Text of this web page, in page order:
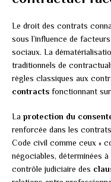
Le droit des contrats
sous l’influence de
sociaux. La
traditionnels de
règles classiques aux
contracts fonctionnant
La protection du
renforcée dans les contrats
Code civil comme ceux «
négociables, déterminées à
contrôle judiciaire des